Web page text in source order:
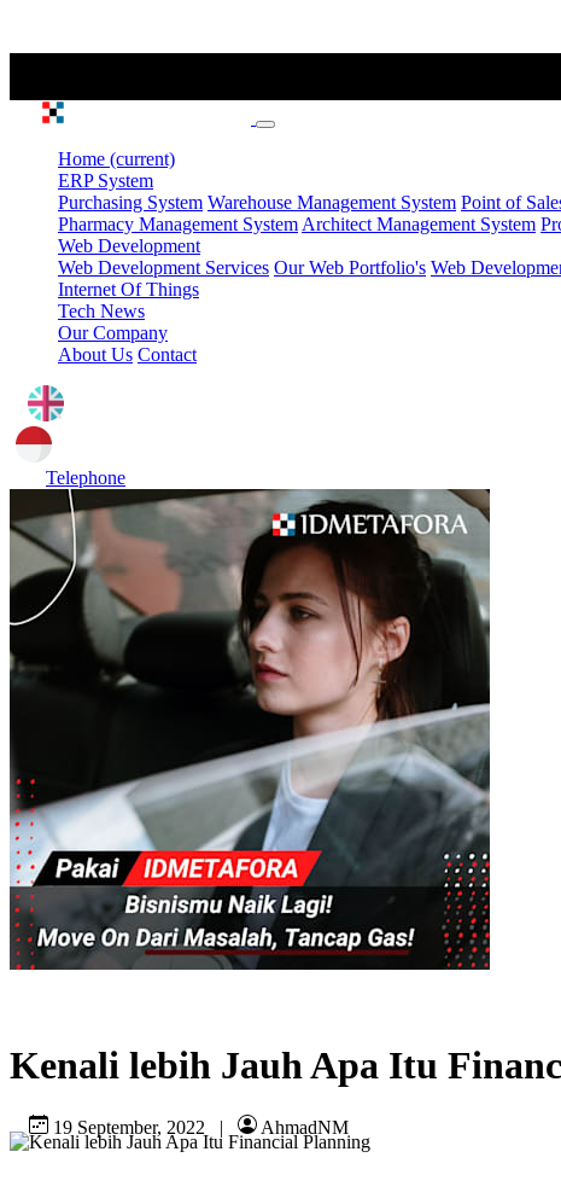
Home (current)
ERP System
Purchasing System Warehouse Management System Point of
Pharmacy Management System Architect Management System
Web Development
Web Development Services Our Web Portfolio's Web
Internet Of Things
Tech News
Our Company
About Us Contact
Telephone
Kenali lebih Jauh Apa Itu
19 September, 2022 | AhmadNM